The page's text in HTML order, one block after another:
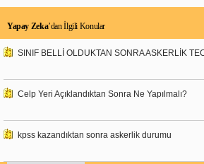
Yapay Zeka’dan İlgili Konular
SINIF BELLİ OLDUKTAN SONRA ASKERLİK
Celp Yeri Açıklandıktan Sonra Ne Yapılmalı?
kpss kazandıktan sonra askerlik durumu